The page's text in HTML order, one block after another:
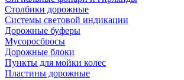
Столбики дорожные
Системы световой индикации
Дорожные буферы
Мусоросбросы
Дорожные блоки
Пункты для мойки колес
Пластины дорожные